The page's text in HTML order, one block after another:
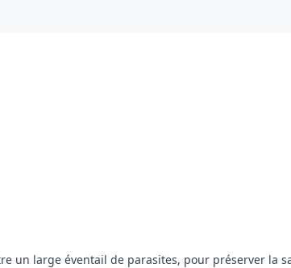
un large éventail de parasites, pour préserver la